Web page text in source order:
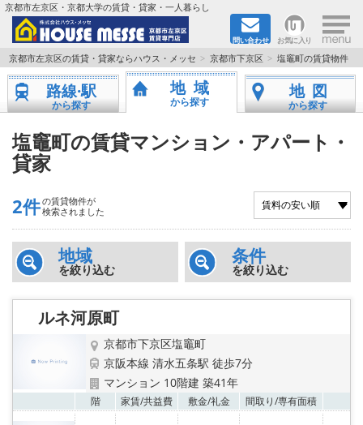
京都市左京区・京都大学の賃貸・貸家・一人暮らし
問い合わせ お気に入り ×
TOPページ
地図から検索
地域から検索
京都大学＆京都芸術大学生さんに
書類DL & 入居者さまへ
家族で住むならマンション？賃家？
ペット相談OKの賃貸！
特選物件
ハウスメーカー施工特集！
京都市左京区の賃貸・貸家ならハウス・メッセ 京都市下京区 塩竈町の賃貸物件
路線·駅
から探す
地域
から探す
地図
から探す
塩竈町の賃貸マンション・アパート・
貸家
2件の賃貸物件が
検索されました
地域
を絞り込む
条件
を絞り込む
ルネ河原町
京都市下京区塩竈町
京阪本線 清水五条駅 徒歩7分
マンション 10階建 築41年
階 家賃/共益費 敷金/礼金 間取り/専有面積